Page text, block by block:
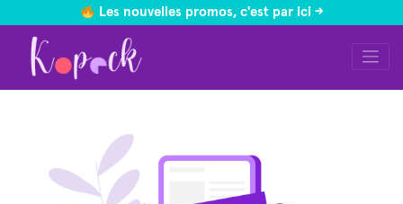
Les nouvelles promos, c'est par ici ->